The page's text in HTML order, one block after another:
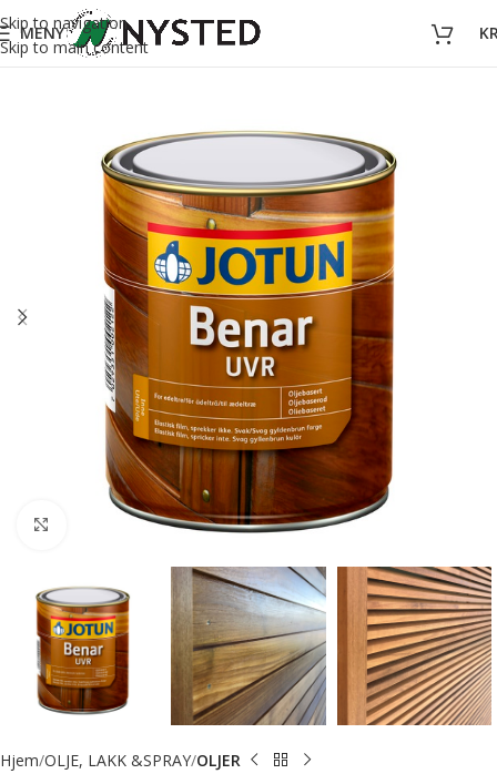
Skip to navigation
Skip to main content
MENY
Forstørr bilde
Hjem OLJE, LAKK &SPRAY OLJER